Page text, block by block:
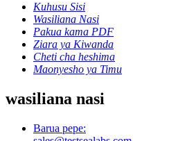
Kuhusu Sisi
Wasiliana Nasi
Pakua kama PDF
Ziara ya Kiwanda
Cheti cha heshima
Maonyesho ya Timu
wasiliana nasi
Barua pepe: